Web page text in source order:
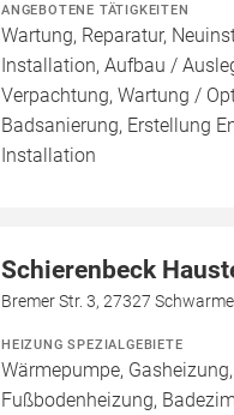
ANGEBOTENE TÄTIGKEITEN
Wartung, Reparatur,
Installation, Aufbau /
Verpachtung, Wartung /
Badsanierung, Erstellung
Installation
Schierenbeck
Bremer Str. 3, 27327
HEIZUNG SPEZIALGEBIETE
Wärmepumpe,
Fußbodenheizung,